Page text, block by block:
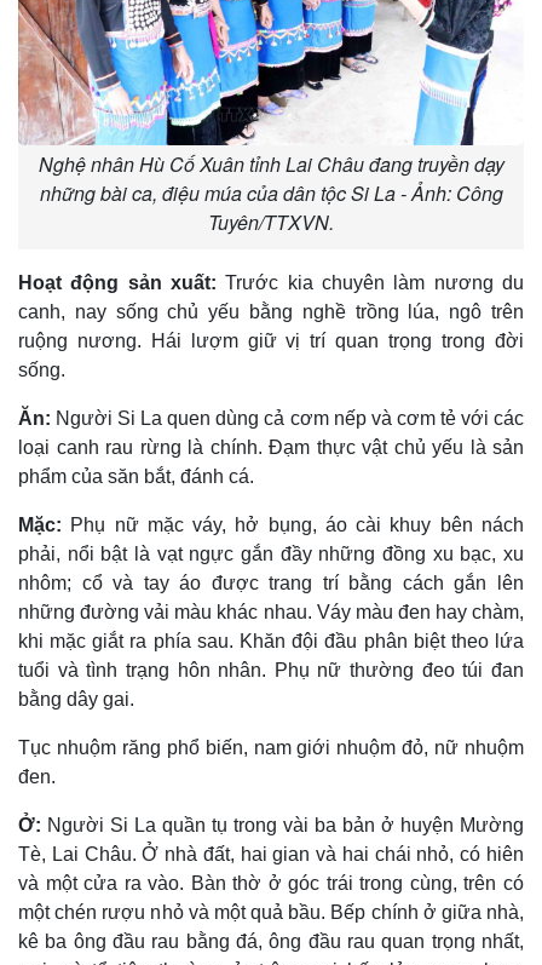
Nghệ nhân Hù Cố Xuân tỉnh Lai Châu đang truyền dạy
những bài ca, điệu múa của dân tộc Si La - Ảnh: Công
Tuyên/TTXVN.
Hoạt động sản xuất:Trước kia chuyên làm nương du
canh, nay sống chủ yếu bằng nghề trồng lúa, ngô trên
ruộng nương. Hái lượm giữ vị trí quan trọng trong đời
sống.
Ăn: Người Si La quen dùng cả cơm nếp và cơm tẻ với các
loại canh rau rừng là chính. Ðạm thực vật chủ yếu là sản
phẩm của săn bắt, đánh cá.
Mặc: Phụ nữ mặc váy, hở bụng, áo cài khuy bên nách
phải, nổi bật là vạt ngực gắn đầy những đồng xu bạc, xu
nhôm; cổ và tay áo được trang trí bằng cách gắn lên
những đường vải màu khác nhau. Váy màu đen hay chàm,
khi mặc giắt ra phía sau. Khăn đội đầu phân biệt theo lứa
tuổi và tình trạng hôn nhân. Phụ nữ thường đeo túi đan
bằng dây gai.
Tục nhuộm răng phổ biến, nam giới nhuộm đỏ, nữ nhuộm
đen.
Ở: Người Si La quần tụ trong vài ba bản ở huyện Mường
Tè, Lai Châu. Ở nhà đất, hai gian và hai chái nhỏ, có hiên
và một cửa ra vào. Bàn thờ ở góc trái trong cùng, trên có
một chén rượu nhỏ và một quả bầu. Bếp chính ở giữa nhà,
kê ba ông đầu rau bằng đá, ông đầu rau quan trọng nhất,